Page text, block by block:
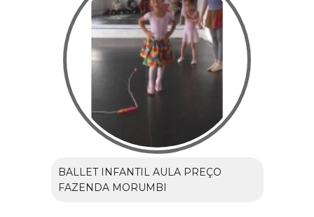
BALLET INFANTIL AULA PREÇO
FAZENDA MORUMBI